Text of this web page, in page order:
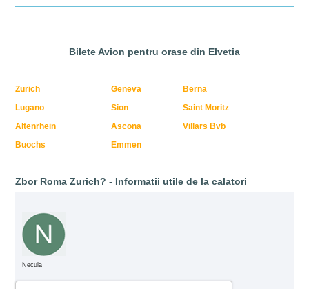
Bilete Avion pentru orase din Elvetia
Zurich Geneva
Berna
Lugano
Sion
Saint Moritz
Altenrhein
Ascona
Villars Bvb
Buochs
Emmen
Zbor Roma Zurich? - Informatii utile de la calatori
Necula